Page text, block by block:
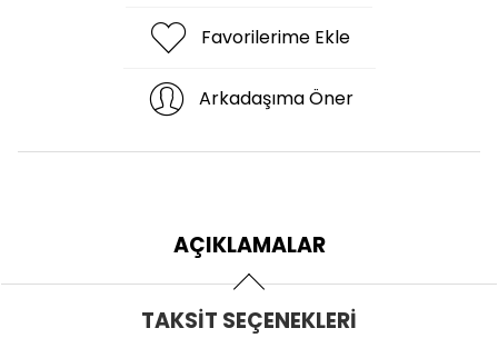
Favorilerime Ekle
Arkadaşıma Öner
AÇIKLAMALAR
TAKSIT SEÇENEKLERI